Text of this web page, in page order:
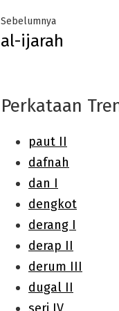
Post
navigation
SebelumnyaPrevious
post:
al-ijarah
Perkataan